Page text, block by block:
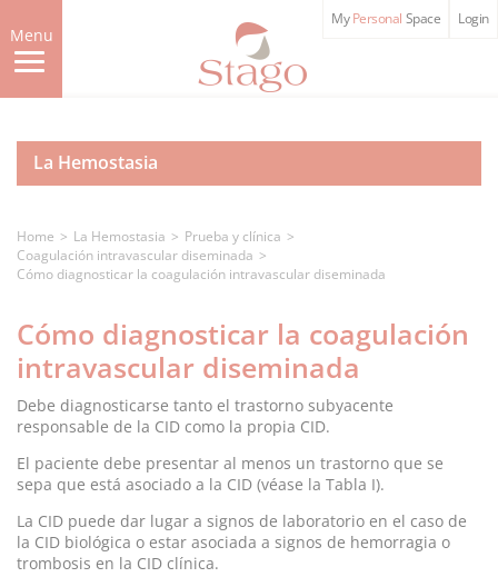
to
main
content
Menu
MyPersonal Space Login
La Hemostasia
Home La Hemostasia
Prueba y clínica
Coagulación intravascular diseminada
Cómo diagnosticar la coagulación intravascular diseminada
Cómo diagnosticar la coagulación
intravascular diseminada
Debe diagnosticarse tanto el trastorno subyacente
responsable de la CID como la propia CID.
El paciente debe presentar al menos un trastorno que se
sepa que está asociado a la CID (véase la Tabla I).
La CID puede dar lugar a signos de laboratorio en el caso de
la CID biológica o estar asociada a signos de hemorragia o
trombosis en la CID clínica.